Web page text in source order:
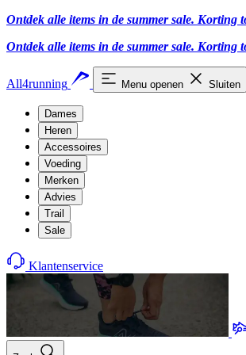
Ontdek alle items in de summer sale. Korting
Ontdek alle items in de summer sale. Korting
All4running Menu openen Sluiten
Dames
Heren
Accessoires
Voeding
Merken
Advies
Trail
Sale
Klantenservice